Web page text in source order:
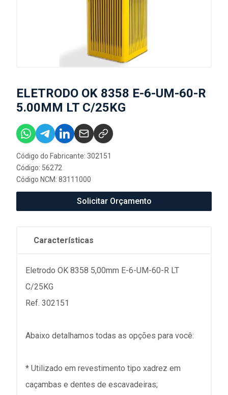
ELETRODO OK 8358 E-6-UM-60-R
5.00MM LT C/25KG
Código do Fabricante: 302151
Código: 56272
Código NCM: 83111000
Solicitar Orçamento
Características
Eletrodo OK 8358 5,00mm E-6-UM-60-R LT
C/25KG
Ref. 302151
Abaixo detalhamos todas as opções para você:
* Utilizado em revestimento tipo xadrez em
caçambas e dentes de escavadeiras;